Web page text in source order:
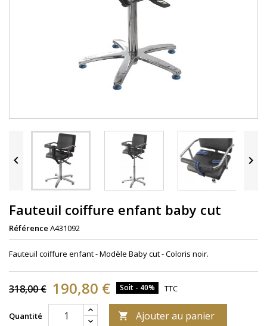
 
Fauteuil coiffure enfant baby cut
Référence A431092
Fauteuil coiffure enfant - Modèle Baby cut - Coloris noir.
318,00 € 190,80 € Soit - 40% TTC
Quantité  Ajouter au panier